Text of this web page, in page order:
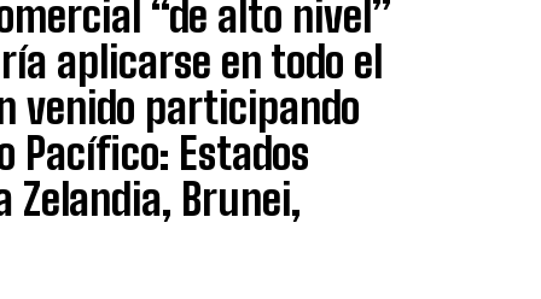
“de alto nivel”
aplicarse en todo el
venido participando
Pacífico: Estados
Zelandia, Brunei,